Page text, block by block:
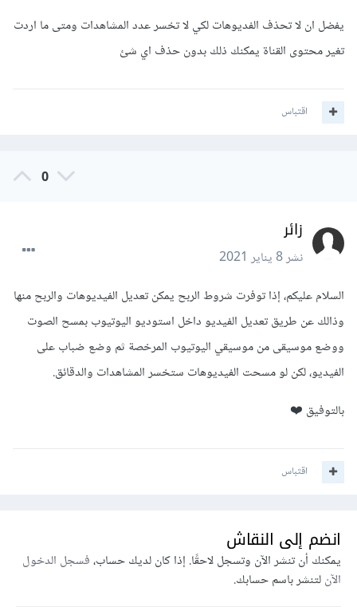
يفضل ان لا تحذف الفديوهات لكي لا تخسر عدد المشاهدات ومتى ما اردت
تغير محتوى القناة يمكنك ذلك بدون حذف اي شئ
اقتباس
0
زائر
نشر8 يناير 2021
السلام عليكم، إذا توفرت شروط الربح يمكن تعديل الفيديوهات والربح منها
وذالك عن طريق تعديل الفيديو داخل استوديو اليوتيوب بمسح الصوت
ووضع موسيقى من موسيقي اليوتيوب المرخصة ثم وضع ضباب على
الفيديو، لكن لو مسحت الفيديوهات ستخسر المشاهدات والدقائق.
بالتوفيق ❤️
اقتباس
انضم إلى النقاش
يمكنك أن تنشر الآن وتسجل لاحقًا. إذا كان لديك حساب،فسجل الدخول
الآنلتنشر باسم حسابك.